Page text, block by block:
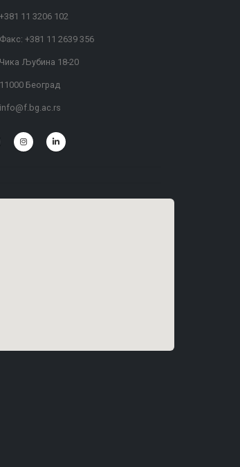
+381 11 3206 102
Факс: +381 11 2639 356
Чика Љубина 18-20
11000 Београд
info@f.bg.ac.rs